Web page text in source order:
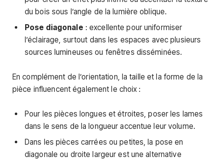
du bois sous l’angle de la lumière oblique.
Pose diagonale : excellente pour uniformiser
l’éclairage, surtout dans les espaces avec plusieurs
sources lumineuses ou fenêtres disséminées.
En complément de l’orientation, la taille et la forme de la
pièce influencent également le choix :
Pour les pièces longues et étroites, poser les lames
dans le sens de la longueur accentue leur volume.
Dans les pièces carrées ou petites, la pose en
diagonale ou droite largeur est une alternative